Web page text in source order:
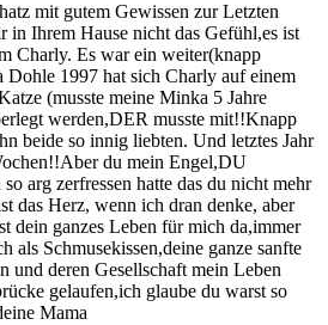
mit gutem Gewissen zur Letzten
in Ihrem Hause nicht das Gefühl,es ist
Charly. Es war ein weiter(knapp
1997 hat sich Charly auf einem
(musste meine Minka 5 Jahre
werden,DER musste mit!!Knapp
beide so innig liebten. Und letztes Jahr
du mein Engel,DU
arg zerfressen hatte das du nicht mehr
das Herz, wenn ich dran denke, aber
dein ganzes Leben für mich da,immer
Schmusekissen,deine ganze sanfte
und deren Gesellschaft mein Leben
gelaufen,ich glaube du warst so
Mama